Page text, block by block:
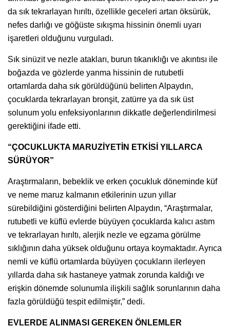
da sık tekrarlayan hırıltı, özellikle geceleri artan öksürük,
nefes darlığı ve göğüste sıkışma hissinin önemli uyarı
işaretleri olduğunu vurguladı.
Sık sinüzit ve nezle atakları, burun tıkanıklığı ve akıntısı ile
boğazda ve gözlerde yanma hissinin de rutubetli
ortamlarda daha sık görüldüğünü belirten Alpaydın,
çocuklarda tekrarlayan bronşit, zatürre ya da sık üst
solunum yolu enfeksiyonlarının dikkatle değerlendirilmesi
gerektiğini ifade etti.
“ÇOCUKLUKTA MARUZİYETİN ETKİSİ YILLARCA
SÜRÜYOR”
Araştırmaların, bebeklik ve erken çocukluk döneminde küf
ve neme maruz kalmanın etkilerinin uzun yıllar
sürebildiğini gösterdiğini belirten Alpaydın, “Araştırmalar,
rutubetli ve küflü evlerde büyüyen çocuklarda kalıcı astım
ve tekrarlayan hırıltı, alerjik nezle ve egzama görülme
sıklığının daha yüksek olduğunu ortaya koymaktadır. Ayrıca
nemli ve küflü ortamlarda büyüyen çocukların ilerleyen
yıllarda daha sık hastaneye yatmak zorunda kaldığı ve
erişkin dönemde solunumla ilişkili sağlık sorunlarının daha
fazla görüldüğü tespit edilmiştir,” dedi.
EVLERDE ALINMASI GEREKEN ÖNLEMLER